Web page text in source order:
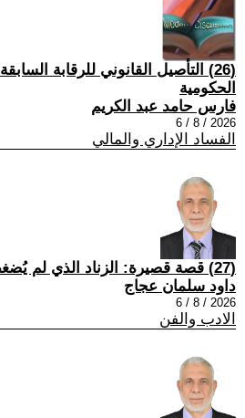
(26) التأصيل القانوني للرقابة
الحكومية
فارس حامد عبد الكريم
2026 / 8 / 6
الفساد الإداري والمالي
(27) قصة قصيرة: الزناد الذي لم يُضغط
داود سلمان عجاج
2026 / 8 / 6
الادب والفن